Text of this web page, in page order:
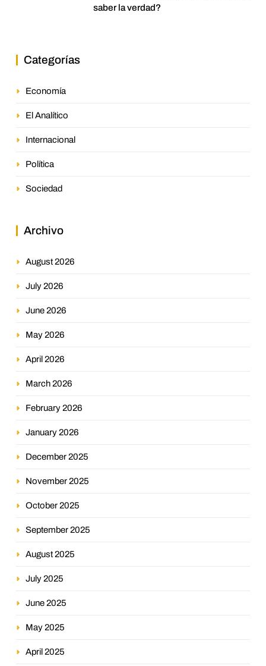
saber la verdad?
Categorías
Economía
El Analítico
Internacional
Política
Sociedad
Archivo
August 2026
July 2026
June 2026
May 2026
April 2026
March 2026
February 2026
January 2026
December 2025
November 2025
October 2025
September 2025
August 2025
July 2025
June 2025
May 2025
April 2025